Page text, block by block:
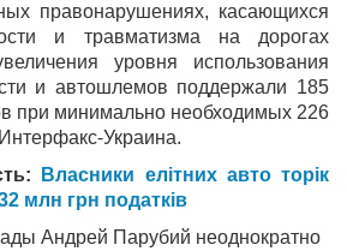
правонарушениях, касающихся
и травматизма на дорогах
уровня использования
и автошлемов поддержали 185
при минимально необходимых 226
Украина.
Власники елітних авто торік
млн грн податків
Андрей Парубий неоднократно